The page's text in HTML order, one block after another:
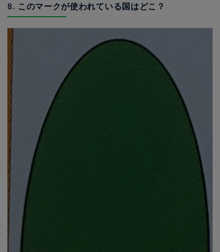
8. このマークが使われている国はどこ？